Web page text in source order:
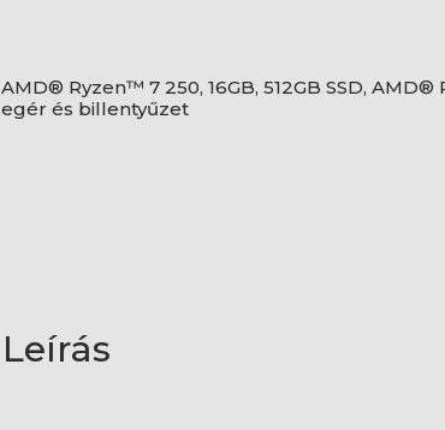
AMD® Ryzen™ 7 250, 16GB, 512GB SSD,
egér és billentyűzet
Leírás